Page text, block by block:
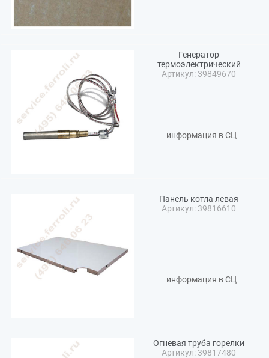
Генератор
термоэлектрический
Артикул: 39849670
информация в СЦ
Панель котла левая
Артикул: 39816610
информация в СЦ
Огневая труба горелки
Артикул: 39817480